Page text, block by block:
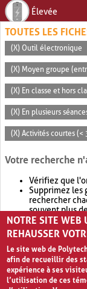
Élevée
TOUTES LES
(X) Outil électronique
(X) Moyen groupe
(X) En classe et hors
(X) En plusieurs
(X) Activités courtes (<
Votre recherche
Vérifiez que
Supprimez les
rechercher
souvent plus
Envisagez
retournera
NOTRE SITE WEB
REHAUSSER
Le site web de
afin de recueillir des
expérience à ses
l’utilisation de ces